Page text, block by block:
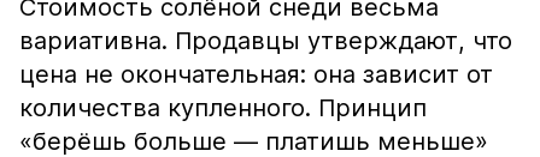
Стоимость солёной снеди весьма
вариативна. Продавцы утверждают, что
цена не окончательная: она зависит от
количества купленного. Принцип
«берёшь больше — платишь меньше»